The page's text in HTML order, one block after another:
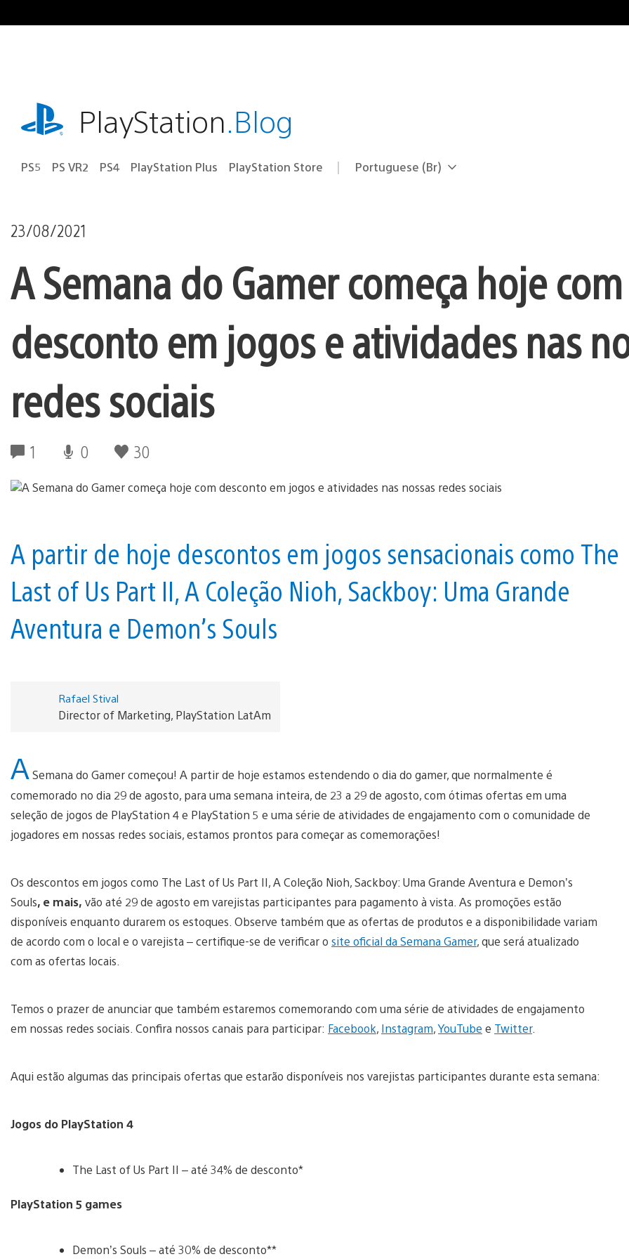
para
playstation.comPlayStation.Blog
PS5 PS VR2 PS4 PlayStation Plus PlayStation Store Selecione
Região
Portuguese (Br)
23/08/2021
A Semana do Gamer começa hoje com
desconto em jogos e atividades nas
redes sociais
1 0 30
A partir de hoje descontos em jogos sensacionais como The
Last of Us Part II, A Coleção Nioh, Sackboy: Uma Grande
Aventura e Demon’s Souls
Rafael Stival
Director of Marketing, PlayStation LatAm
A Semana do Gamer começou! A partir de hoje estamos estendendo o dia do gamer, que normalmente é
comemorado no dia 29 de agosto, para uma semana inteira, de 23 a 29 de agosto, com ótimas ofertas em uma
seleção de jogos de PlayStation 4 e PlayStation 5 e uma série de atividades de engajamento com o comunidade de
jogadores em nossas redes sociais, estamos prontos para começar as comemorações!
Os descontos em jogos como The Last of Us Part II, A Coleção Nioh, Sackboy: Uma Grande Aventura e Demon’s
Souls, e mais, vão até 29 de agosto em varejistas participantes para pagamento à vista. As promoções estão
disponíveis enquanto durarem os estoques. Observe também que as ofertas de produtos e a disponibilidade variam
de acordo com o local e o varejista – certifique-se de verificar o site oficial da Semana Gamer, que será atualizado
com as ofertas locais.
Temos o prazer de anunciar que também estaremos comemorando com uma série de atividades de engajamento
em nossas redes sociais. Confira nossos canais para participar: Facebook, Instagram,YouTube e Twitter.
Aqui estão algumas das principais ofertas que estarão disponíveis nos varejistas participantes durante esta semana:
Jogos do PlayStation 4
The Last of Us Part II – até 34% de desconto*
PlayStation 5 games
Demon’s Souls – até 30% de desconto**